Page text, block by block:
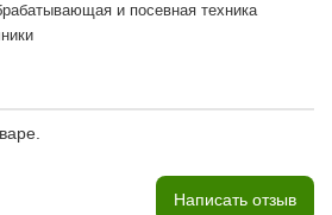
и посевная техника
Написать отзыв